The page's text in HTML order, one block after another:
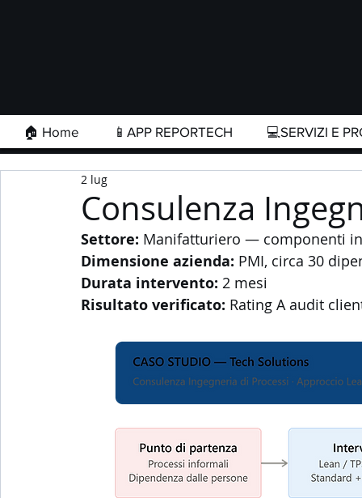
🏠 Home 📱APP REPORTECH 💻SERVIZI E
Consulenza
2 lug
Settore: Manifatturiero — componenti
Dimensione azienda: PMI, circa 30
Durata intervento: 2 mesi
Risultato verificato: Rating A audit